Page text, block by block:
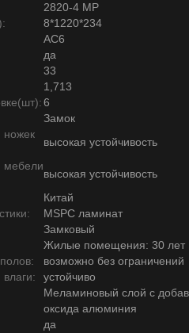
2820-4 MP
8*1220*234
AC6
да
33
1,713
6
Замок
ножек
высокая устойчивость
мебели
высокая устойчивость
Китай
MSPC ламинат
Замковый
Жилые помещения: 30 лет
возможно без ограничений
влаги:
устойчиво
Меламиновый слой с
оксида алюминия
да